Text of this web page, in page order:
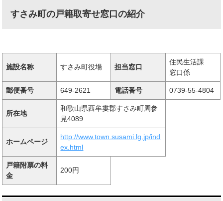
すさみ町の戸籍取寄せ窓口の紹介
施設名称 すさみ町役場 担当窓口
住民生活課
窓口係
郵便番号 649-2621 電話番号 0739-55-4804
所在地
和歌山県西牟婁郡すさみ町周参
見4089
ホームページ
http://www.town.susami.lg.jp/ind
ex.html
戸籍附票の料
金
200円